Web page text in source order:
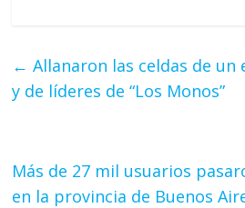
← Allanaron las celdas de un
y de líderes de “Los Monos”
Más de 27 mil usuarios
en la provincia de Buenos